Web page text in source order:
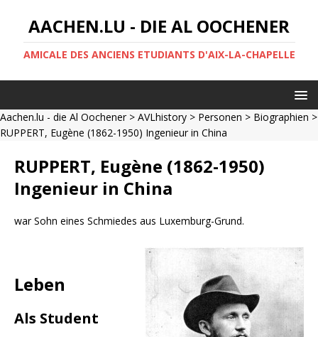
AACHEN.LU - DIE AL OOCHENER
AMICALE DES ANCIENS ETUDIANTS D'AIX-LA-CHAPELLE
Aachen.lu - die Al Oochener> AVLhistory > Personen > Biographien >
RUPPERT, Eugène (1862-1950) Ingenieur in China
RUPPERT, Eugène (1862-1950)
Ingenieur in China
war Sohn eines Schmiedes aus Luxemburg-Grund.
Leben
Als Student